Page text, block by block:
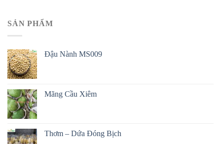
SẢN PHẨM
Đậu Nành MS009
Mãng Cầu Xiêm
Thơm – Dứa Đóng Bịch